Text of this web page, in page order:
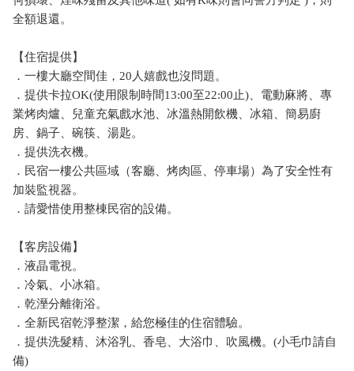
全額退還。
【住宿提供】
．一樓大廳空間佳，20人嬉戲也沒問題。
．提供卡拉OK(使用限制時間13:00至22:00止)、電動麻將、專
業烤肉爐、兒童充氣戲水池、冰溫熱開飲機、冰箱、簡易廚
房、鍋子、碗筷、湯匙。
．提供洗衣機。
．民宿一樓公共區域（客廳、烤肉區、停車場）為了安全性有
加裝監視器。
．請愛惜使用整棟民宿的設備。
【客房設備】
．液晶電視。
．冷氣、小冰箱。
．乾溼分離衛浴。
．全新民宿乾淨整潔，給您極佳的住宿體驗。
．提供洗髮精、沐浴乳、香皂、大浴巾、吹風機。(小毛巾請自
備)